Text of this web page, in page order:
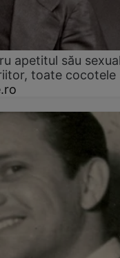
apetitul său
toate cocotele